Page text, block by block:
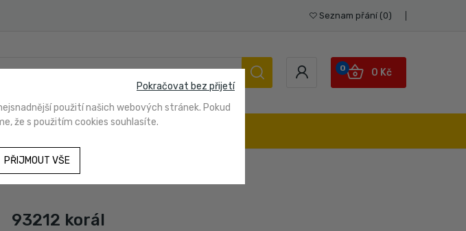
Seznam přání 0
0 Kč
0
POPRVÉ?
93212 korál
Pokračovat bez přijetí
použití našich webových stránek. Pokud
že s použitím cookies souhlasíte.
PŘIJMOUT VŠE